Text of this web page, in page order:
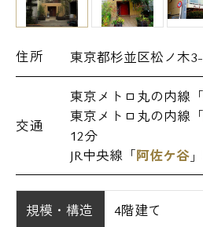
住所 東京都杉並区松ノ木
交通
東京メトロ丸の内線
東京メトロ丸の内線
12分
JR中央線「阿佐ケ谷
規模・構造
4階建て